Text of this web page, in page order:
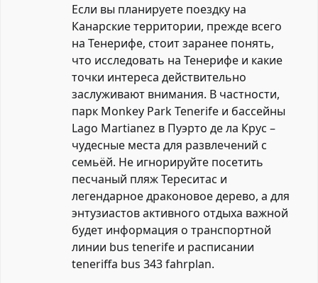
Если вы планируете поездку на
Канарские территории, прежде всего
на Тенерифе, стоит заранее понять,
что исследовать на Тенерифе и какие
точки интереса действительно
заслуживают внимания. В частности,
парк Monkey Park Tenerife и бассейны
Lago Martianez в Пуэрто де ла Крус –
чудесные места для развлечений с
семьёй. Не игнорируйте посетить
песчаный пляж Тереситас и
легендарное драконовое дерево, а для
энтузиастов активного отдыха важной
будет информация о транспортной
линии bus tenerife и расписании
teneriffa bus 343 fahrplan.